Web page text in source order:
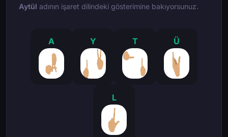
Aytül adının işaret dilindeki gösterimine bakıyorsunuz.
A Y T Ü
L